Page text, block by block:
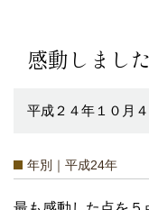
感動しまし
平成２４年１０月
年別｜平成24年